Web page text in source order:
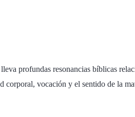
profundas resonancias bíblicas
corporal, vocación y el sentido de la